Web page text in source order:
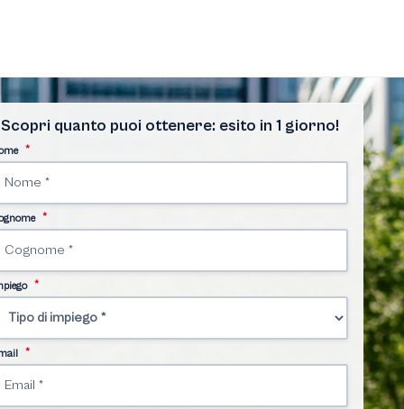
Scopri quanto puoi ottenere: esito in 1 giorno!
*
*
*
*